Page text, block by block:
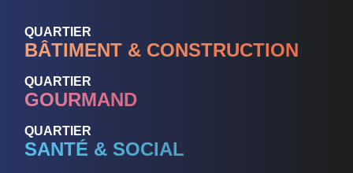
QUARTIER
BÂTIMENT & CONSTRUCTION
QUARTIER
GOURMAND
QUARTIER
SANTÉ & SOCIAL